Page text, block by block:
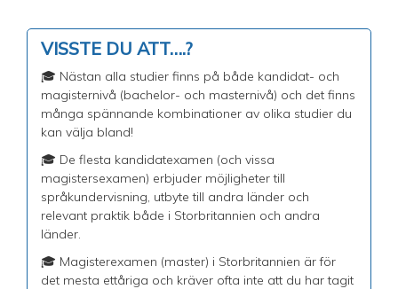
VISSTE DU ATT….?
🎓 Nästan alla studier finns på både kandidat- och
magisternivå (bachelor- och masternivå) och det finns
många spännande kombinationer av olika studier du
kan välja bland!
🎓 De flesta kandidatexamen (och vissa
magistersexamen) erbjuder möjligheter till
språkundervisning, utbyte till andra länder och
relevant praktik både i Storbritannien och andra
länder.
🎓 Magisterexamen (master) i Storbritannien är för
det mesta ettåriga och kräver ofta inte att du har tagit